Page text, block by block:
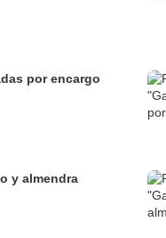
por encargo
y almendra